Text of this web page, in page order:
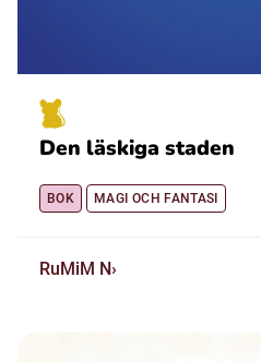
Den läskiga staden
BOK MAGI OCH FANTASI
RuMiM N